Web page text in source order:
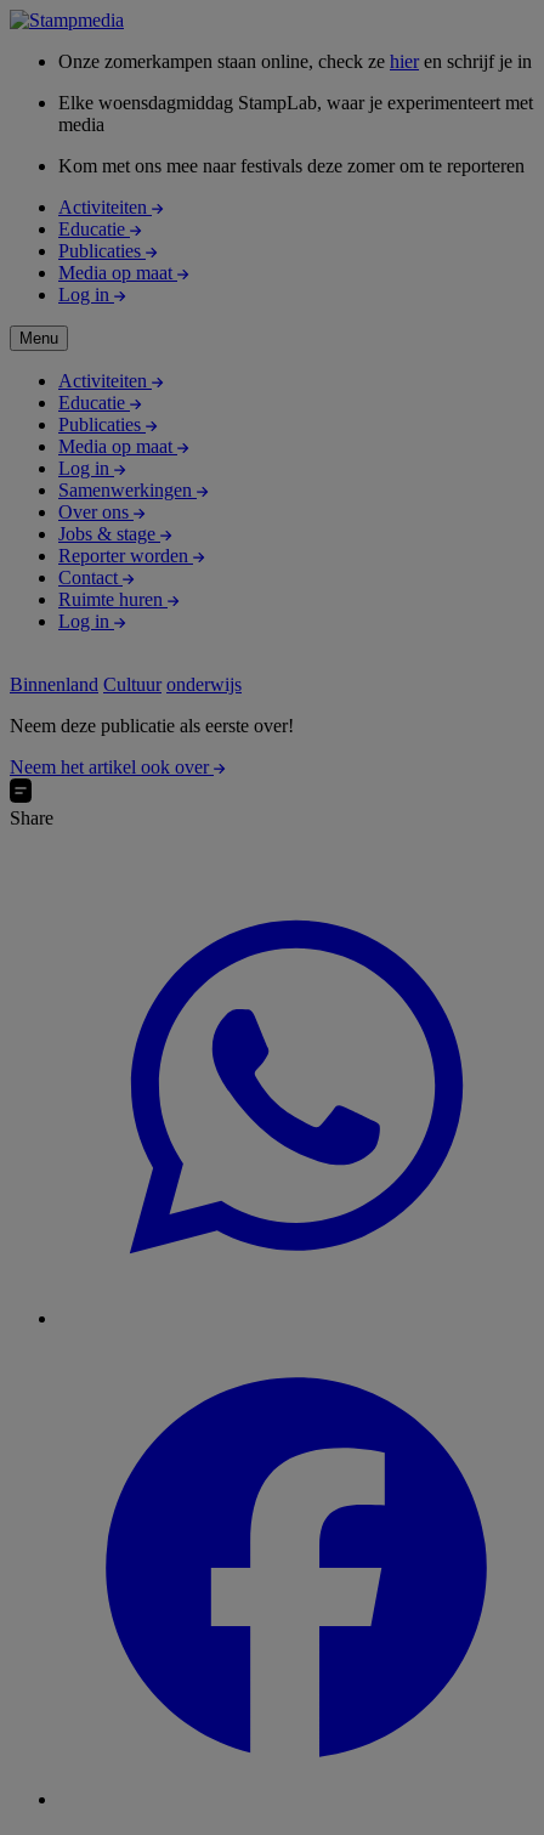
Onze zomerkampen staan online, check ze hieren schrijf je in
Elke woensdagmiddag StampLab, waar je experimenteert met
media
Kom met ons mee naar festivals deze zomer om te reporteren
Activiteiten
Educatie
Publicaties
Media op maat
Log in
Menu
Activiteiten
Educatie
Publicaties
Media op maat
Log in
Samenwerkingen
Over ons
Jobs & stage
Reporter worden
Contact
Ruimte huren
Log in
Binnenland Cultuur onderwijs
Neem deze publicatie als eerste over!
Neem het artikel ook over
Share